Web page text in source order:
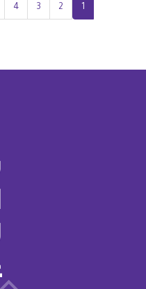
Pagination
Current
page
1 الصفحة
2 الصفحة
3
4